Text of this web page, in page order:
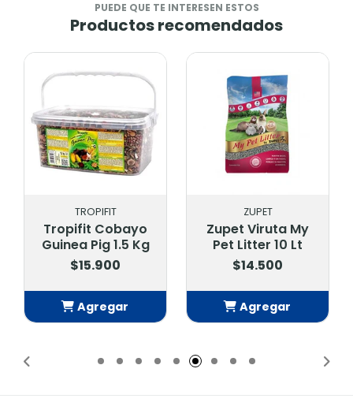
PUEDE QUE TE INTERESEN ESTOS
Productos recomendados
TROPIFIT
Tropifit Cobayo
Guinea Pig 1.5 Kg
$15.900
Agregar
ZUPET
Zupet Viruta My
Pet Litter 10 Lt
$14.500
Agregar